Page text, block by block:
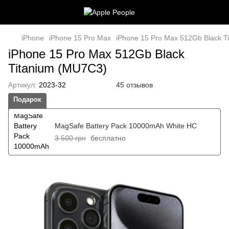
iPhone iPhone 15 Pro Max iPhone 15 Pro Max 512Gb Black
iPhone 15 Pro Max 512Gb Black
Titanium (MU7C3)
Артикул: 2023-32 45 отзывов
Подарок
MagSafe Battery Pack 10000mAh White HC
3 500 грн бесплатно